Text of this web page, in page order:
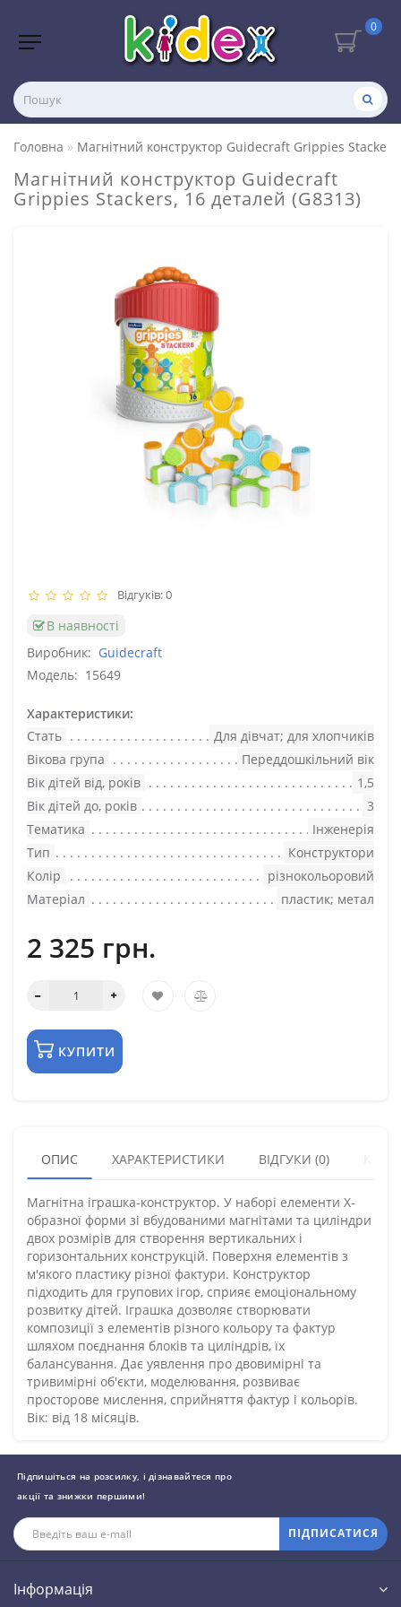
0
Головна Магнітний конструктор Guidecraft Grippies
Магнітний конструктор Guidecraft
Grippies Stackers, 16 деталей (G8313)
Відгуків: 0
В наявності
Виробник: Guidecraft
Модель: 15649
Характеристики:
Стать
Для дівчат; для хлопчиків
Вікова група
Переддошкільний вік
Вік дітей від, років
1,5
Вік дітей до, років
3
Тематика
Інженерія
Тип
Конструктори
Колір
різнокольоровий
Матеріал
пластик; метал
2 325 грн.
КУПИТИ
ОПИС ХАРАКТЕРИСТИКИ ВІДГУКИ (0)
Магнітна іграшка-конструктор. У наборі елементи Х-
образної форми зі вбудованими магнітами та циліндри
двох розмірів для створення вертикальних і
горизонтальних конструкцій. Поверхня елементів з
м'якого пластику різної фактури. Конструктор
підходить для групових ігор, сприяє емоціональному
розвитку дітей. Іграшка дозволяє створювати
композиції з елементів різного кольору та фактур
шляхом поєднання блоків та циліндрів, їх
балансування. Дає уявлення про двовимірні та
тривимірні об'єкти, моделювання, розвиває
просторове мислення, сприйняття фактур і кольорів.
Вік: від 18 місяців.
Підпишіться на розсилку, і дізнавайтеся про
акції та знижки першими!
ПІДПИСАТИСЯ
Інформація